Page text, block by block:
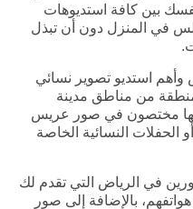
بين كافة استديوهات
في المنزل دون أن تبذل
وأهم استديو تصوير نسائي
من مناطق مدينة
فيها مختصون في صور عريس
النسائية الخاصة
في الرياض التي تقدم لك
بالإضافة إلى صور